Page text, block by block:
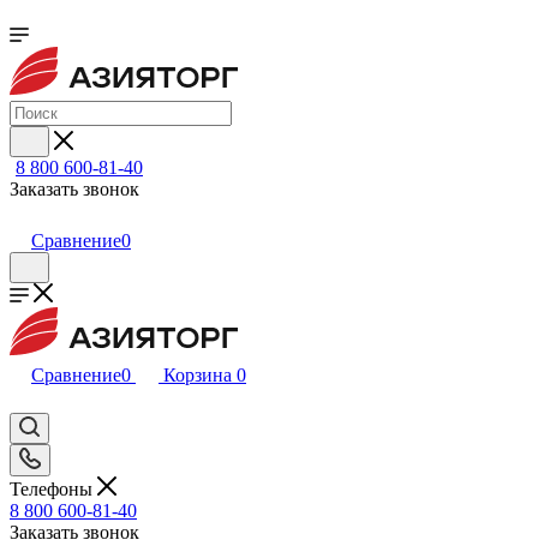
8 800 600-81-40
Заказать звонок
Сравнение0
Сравнение0 Корзина 0
Телефоны
8 800 600-81-40
Заказать звонок